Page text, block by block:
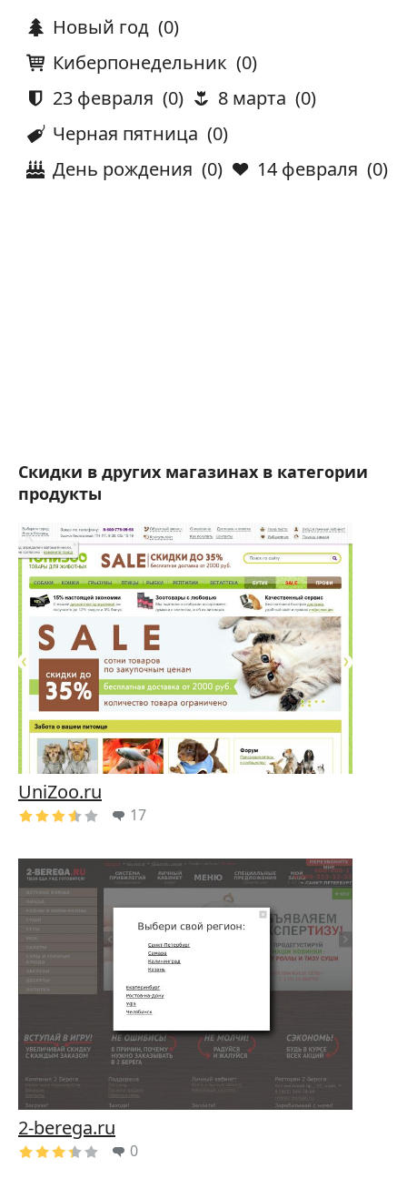
Новый год (0)
Киберпонедельник (0)
23 февраля (0) 8 марта (0)
Черная пятница (0)
День рождения (0) 14 февраля (0)
Скидки в других магазинах в категории
продукты
UniZoo.ru
17
2-berega.ru
0